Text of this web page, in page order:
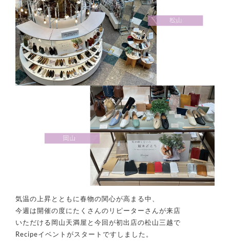
気温の上昇とともに春物の関心が高まる中、
今週は開催の度にたくさんのリピーターさんが来店
いただける岡山天満屋と今回が初出店の松山三越で
Recipeイベントがスタートですしました。